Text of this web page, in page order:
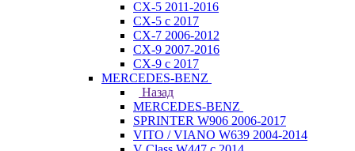
CX-5 2011-2016
CX-5 с 2017
CX-7 2006-2012
CX-9 2007-2016
CX-9 с 2017
MERCEDES-BENZ
Назад
MERCEDES-BENZ
SPRINTER W906 2006-2017
VITO / VIANO W639 2004-2014